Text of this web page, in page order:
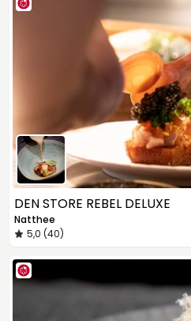
DEN STORE REBEL DELUXE
Natthee
5,0 (40)